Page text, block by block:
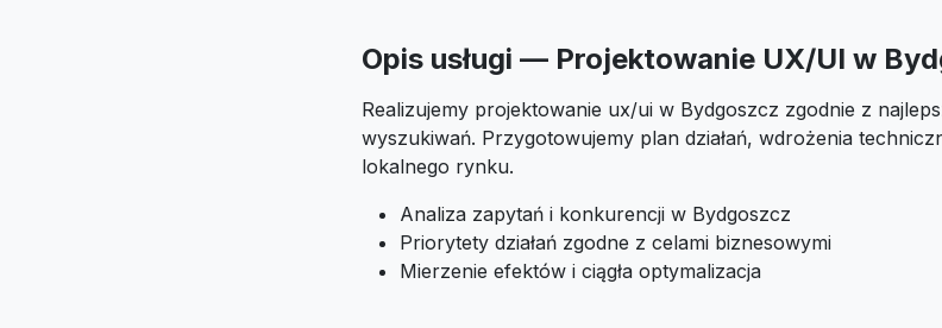
Opis usługi — Projektowanie UX/UI w
Realizujemy projektowanie ux/ui w Bydgoszcz zgodnie z
wyszukiwań. Przygotowujemy plan działań, wdrożenia
lokalnego rynku.
Analiza zapytań i konkurencji w Bydgoszcz
Priorytety działań zgodne z celami biznesowymi
Mierzenie efektów i ciągła optymalizacja